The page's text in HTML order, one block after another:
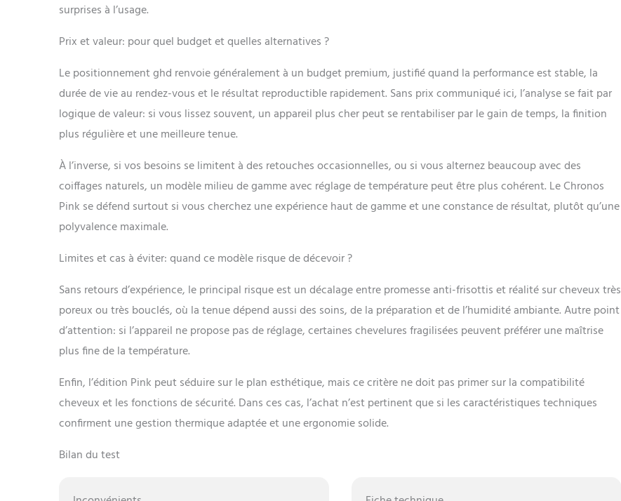
surprises à l’usage.
Prix et valeur: pour quel budget et quelles alternatives ?
Le positionnement ghd renvoie généralement à un budget premium, justifié quand la performance est stable, la
durée de vie au rendez-vous et le résultat reproductible rapidement. Sans prix communiqué ici, l’analyse se fait par
logique de valeur: si vous lissez souvent, un appareil plus cher peut se rentabiliser par le gain de temps, la finition
plus régulière et une meilleure tenue.
À l’inverse, si vos besoins se limitent à des retouches occasionnelles, ou si vous alternez beaucoup avec des
coiffages naturels, un modèle milieu de gamme avec réglage de température peut être plus cohérent. Le Chronos
Pink se défend surtout si vous cherchez une expérience haut de gamme et une constance de résultat, plutôt qu’une
polyvalence maximale.
Limites et cas à éviter: quand ce modèle risque de décevoir ?
Sans retours d’expérience, le principal risque est un décalage entre promesse anti-frisottis et réalité sur cheveux très
poreux ou très bouclés, où la tenue dépend aussi des soins, de la préparation et de l’humidité ambiante. Autre point
d’attention: si l’appareil ne propose pas de réglage, certaines chevelures fragilisées peuvent préférer une maîtrise
plus fine de la température.
Enfin, l’édition Pink peut séduire sur le plan esthétique, mais ce critère ne doit pas primer sur la compatibilité
cheveux et les fonctions de sécurité. Dans ces cas, l’achat n’est pertinent que si les caractéristiques techniques
confirment une gestion thermique adaptée et une ergonomie solide.
Bilan du test